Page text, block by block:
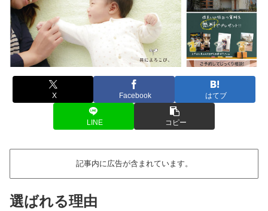
X Facebook はてブ
LINE コピー
記事内に広告が含まれています。
選ばれる理由